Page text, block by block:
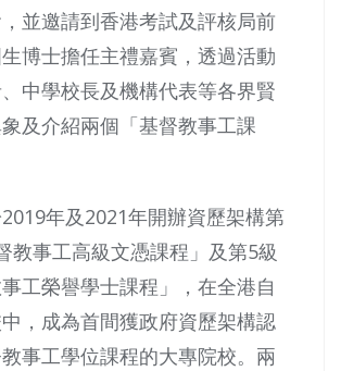
並邀請到香港考試及評核局前
博士擔任主禮嘉賓，透過活動
中學校長及機構代表等各界賢
及介紹兩個「基督教事工課
年及2021年開辦資歷架構第
教事工高級文憑課程」及第5級
工榮譽學士課程」，在全港自
，成為首間獲政府資歷架構認
事工學位課程的大專院校。兩